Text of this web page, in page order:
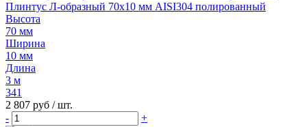
Плинтус Л-образный 70х10 мм AISI304 полированный
Высота
70 мм
Ширина
10 мм
Длина
3 м
341
2 807 руб / шт.
-
+